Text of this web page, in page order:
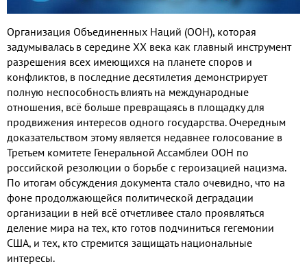
Организация Объединенных Наций (ООН), которая
задумывалась в середине ХХ века как главный инструмент
разрешения всех имеющихся на планете споров и
конфликтов, в последние десятилетия демонстрирует
полную неспособность влиять на международные
отношения, всё больше превращаясь в площадку для
продвижения интересов одного государства. Очередным
доказательством этому является недавнее голосование в
Третьем комитете Генеральной Ассамблеи ООН по
российской резолюции о борьбе с героизацией нацизма.
По итогам обсуждения документа стало очевидно, что на
фоне продолжающейся политической деградации
организации в ней всё отчетливее стало проявляться
деление мира на тех, кто готов подчиниться гегемонии
США, и тех, кто стремится защищать национальные
интересы.